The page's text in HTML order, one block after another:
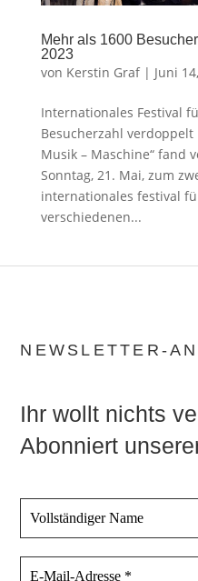
Mehr als 1600
2023
von Kerstin Graf| Juni
Internationales Festival
Besucherzahl
Musik – Maschine“ fand
Sonntag, 21. Mai, zum
internationales festival
verschiedenen...
NEWSLETTER-
Ihr wollt nichts
Abonniert